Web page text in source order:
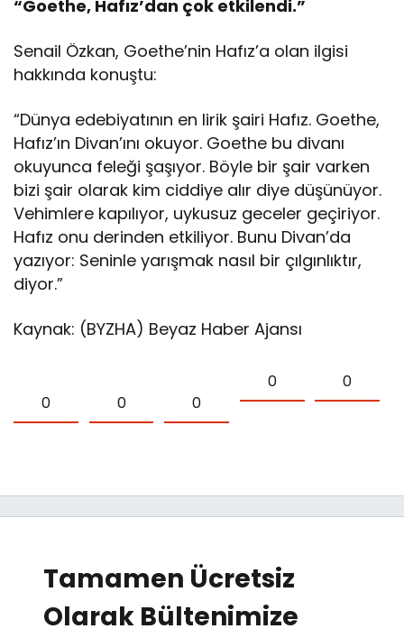
“Goethe, Hafız’dan çok etkilendi.”
Senail Özkan, Goethe’nin Hafız’a olan ilgisi
hakkında konuştu:
“Dünya edebiyatının en lirik şairi Hafız. Goethe,
Hafız’ın Divan’ını okuyor. Goethe bu divanı
okuyunca feleği şaşıyor. Böyle bir şair varken
bizi şair olarak kim ciddiye alır diye düşünüyor.
Vehimlere kapılıyor, uykusuz geceler geçiriyor.
Hafız onu derinden etkiliyor. Bunu Divan’da
yazıyor: Seninle yarışmak nasıl bir çılgınlıktır,
diyor.”
Kaynak: (BYZHA) Beyaz Haber Ajansı
0 0 0
0 0
Tamamen Ücretsiz
Olarak Bültenimize